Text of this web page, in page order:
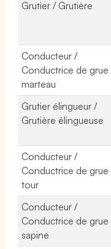
Grutier / Grutière
Conducteur /
Conductrice de grue
marteau
Grutier élingueur /
Grutière élingueuse
Conducteur /
Conductrice de grue
tour
Conducteur /
Conductrice de grue
sapine